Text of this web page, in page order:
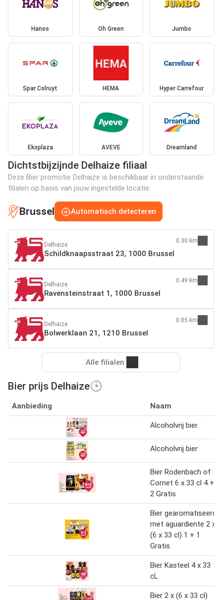
Hanos Oh Green Jumbo
Spar Colruyt HEMA Hyper Carrefour
Ekoplaza AVEVE Dreamland
Dichtstbijzijnde Delhaize filiaal
Deze Bier promotie Delhaize is beschikbaar in onderstaande
filialen op basis van jouw ingestelde locatie:
Brussel Automatisch detecteren
Delhaize
Schildknaapsstraat 23, 1000 Brussel
0.30 km
Delhaize
Ravensteinstraat 1, 1000 Brussel
0.49 km
Delhaize
Bolwerklaan 21, 1210 Brussel
0.85 km
Alle filialen
Bier prijs Delhaize🕒
Aanbieding Naam
Alcoholvrij bier
Alcoholvrij bier
Bier Rodenbach of
Cornet 6 x 33 cl 4 +
2 Gratis
Bier gearomatiseerd
met aguardiente 2 x
(6 x 33 cl) 1 + 1
Gratis
Bier Kasteel 4 x 33
cL
Bier 2 x (6 x 33 cl)